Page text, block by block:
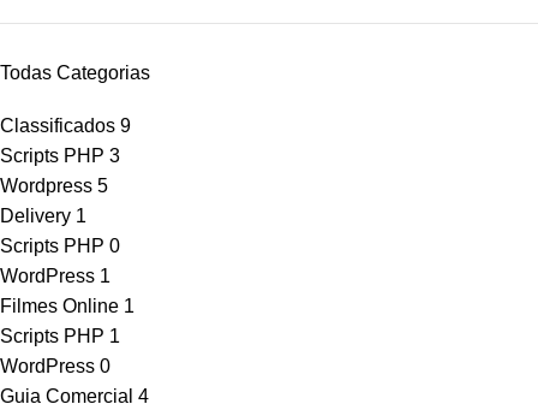
Todas Categorias
Classificados 9
Scripts PHP 3
Wordpress 5
Delivery 1
Scripts PHP 0
WordPress 1
Filmes Online 1
Scripts PHP 1
WordPress 0
Guia Comercial 4